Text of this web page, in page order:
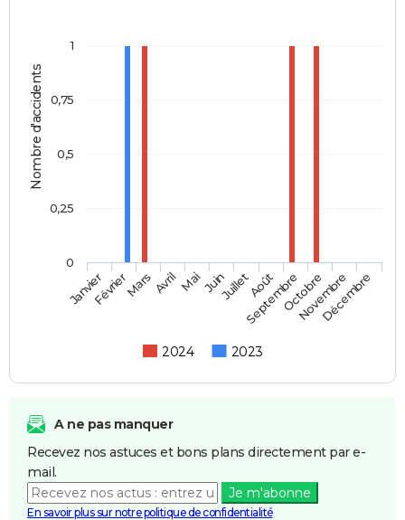
Nombre d'accidents
2024 2023
JanvierFévrierMars AvrilMaiJuinJuilletAoût
SeptembreOctobre
Novembre
Décembre
0
1
0,25
0,5
0,75
A ne pas manquer
Recevez nos astuces et bons plans directement par e-
mail.
Je m'abonne
En savoir plus sur notre politique de confidentialité